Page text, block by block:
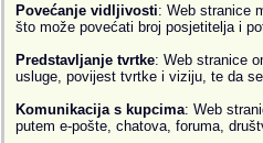
Povećanje vidljivosti: Web stranice
što može povećati broj posjetitelja i
Predstavljanje tvrtke: Web stranice
usluge, povijest tvrtke i viziju, te da
Komunikacija s kupcima: Web
putem e-pošte, chatova, foruma,